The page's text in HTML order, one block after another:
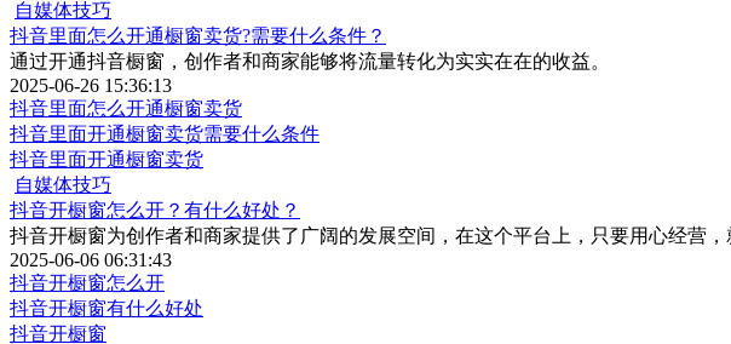
抖音里面怎么开通橱窗卖货?需要什么条件？
通过开通抖音橱窗，创作者和商家能够将流量转化为实实在在的收益。
2025-06-26 15:36:13
抖音里面怎么开通橱窗卖货
抖音里面开通橱窗卖货需要什么条件
抖音里面开通橱窗卖货
自媒体技巧
抖音开橱窗怎么开？有什么好处？
抖音开橱窗为创作者和商家提供了广阔的发展空间，在这个平台上，只要用心经营，
2025-06-06 06:31:43
抖音开橱窗怎么开
抖音开橱窗有什么好处
抖音开橱窗